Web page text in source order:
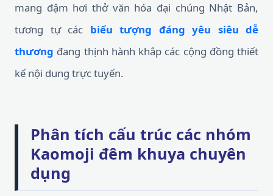
mang đậm hơi thở văn hóa đại chúng Nhật Bản,
tương tự các biểu tượng đáng yêu siêu dễ
thương đang thịnh hành khắp các cộng đồng thiết
kế nội dung trực tuyến.
Phân tích cấu trúc các nhóm
Kaomoji đêm khuya chuyên
dụng